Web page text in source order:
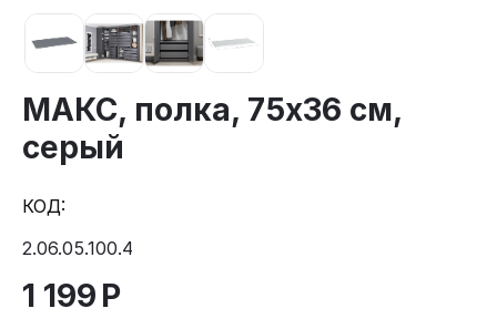
МАКС, полка, 75х36 см,
серый
КОД:
2.06.05.100.4
1 199 Р